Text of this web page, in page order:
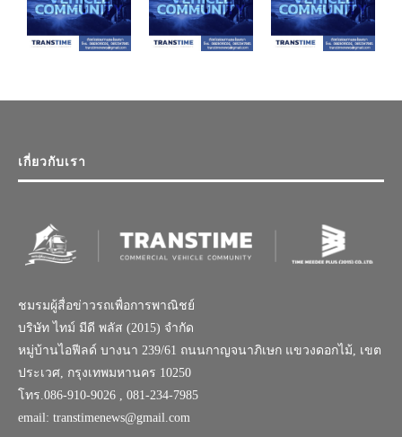
เกี่ยวกับเรา
ชมรมผู้สื่อข่าวรถเพื่อการพาณิชย์
บริษัท ไทม์ มีดี พลัส (2015) จำกัด
หมู่บ้านไอฟีลด์ บางนา 239/61 ถนนกาญจนาภิเษก แขวงดอกไม้, เขต
ประเวศ, กรุงเทพมหานคร 10250
โทร.086-910-9026 , 081-234-7985
email: transtimenews@gmail.com